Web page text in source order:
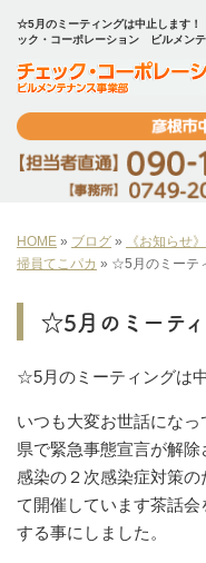
☆5月のミーティングは中止します！
ック・コーポレーション ビルメン
HOME » ブログ » 《お知らせ》
掃員てこパカ » ☆5月のミーテ
☆5月のミーテ
☆5月のミーティングは
いつも大変お世話にな
県で緊急事態宣言が解
感染の２次感染症対策
て開催しています茶話
する事にしました。